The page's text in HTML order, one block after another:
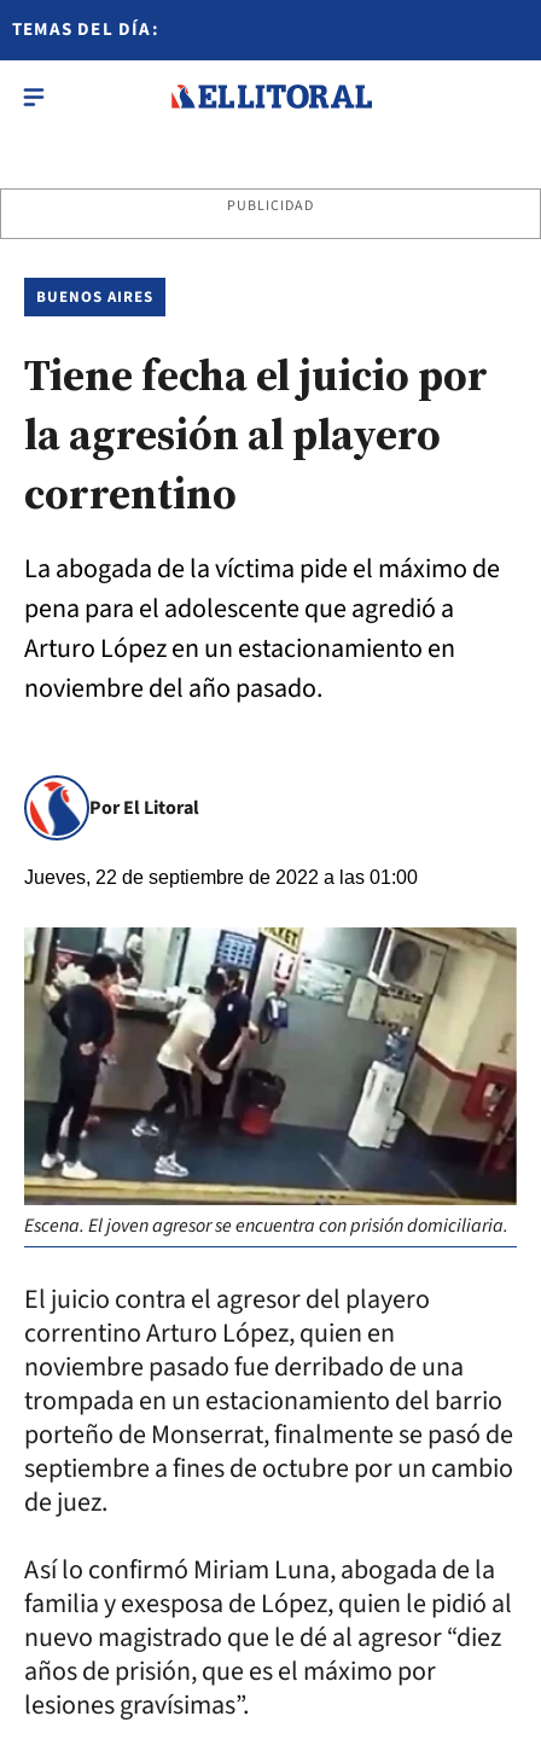
TEMAS DEL DÍA:
PUBLICIDAD
BUENOS AIRES
Tiene fecha el juicio por
la agresión al playero
correntino
La abogada de la víctima pide el máximo de
pena para el adolescente que agredió a
Arturo López en un estacionamiento en
noviembre del año pasado.
Por El Litoral
Jueves, 22 de septiembre de 2022 a las 01:00
Escena. El joven agresor se encuentra con prisión domiciliaria.
El juicio contra el agresor del playero
correntino Arturo López, quien en
noviembre pasado fue derribado de una
trompada en un estacionamiento del barrio
porteño de Monserrat, finalmente se pasó de
septiembre a fines de octubre por un cambio
de juez.
Así lo confirmó Miriam Luna, abogada de la
familia y exesposa de López, quien le pidió al
nuevo magistrado que le dé al agresor “diez
años de prisión, que es el máximo por
lesiones gravísimas”.